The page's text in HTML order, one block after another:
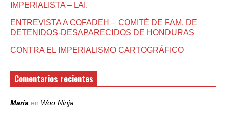
IMPERIALISTA – LAI.
ENTREVISTA A COFADEH – COMITÉ DE FAM. DE
DETENIDOS-DESAPARECIDOS DE HONDURAS
CONTRA EL IMPERIALISMO CARTOGRÁFICO
Comentarios recientes
Maria en Woo Ninja